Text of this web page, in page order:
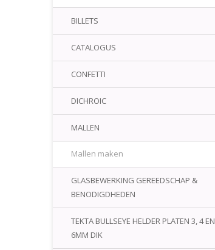
BILLETS
CATALOGUS
CONFETTI
DICHROIC
MALLEN
Mallen maken
GLASBEWERKING GEREEDSCHAP &
BENODIGDHEDEN
TEKTA BULLSEYE HELDER PLATEN 3, 4 EN
6MM DIK